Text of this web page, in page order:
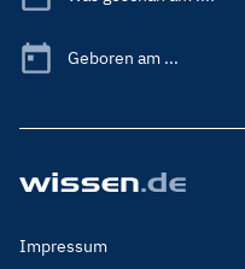
Geboren am ...
Footer
Impressum